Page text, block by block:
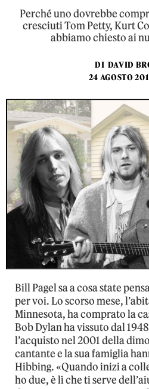
Perché uno dovrebbe
cresciuti Tom Petty, Kurt
abbiamo chiesto ai
DI DAVID
24 AGOSTO
Bill Pagel sa a cosa state
per voi. Lo scorso mese,
Minnesota, ha comprato la
Bob Dylan ha vissuto dal
l’acquisto nel 2001 della
cantante e la sua famiglia
Hibbing. «Quando inizi a
ho due, è lì che ti serve